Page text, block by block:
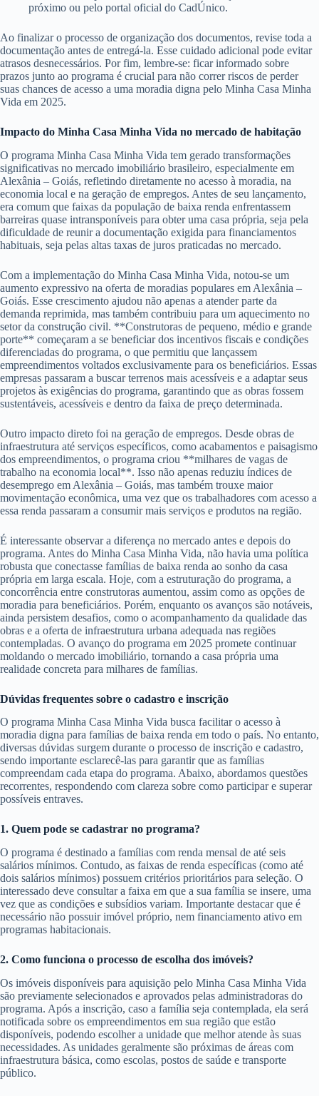
próximo ou pelo portal oficial do CadÚnico.
Ao finalizar o processo de organização dos documentos, revise toda a
documentação antes de entregá-la. Esse cuidado adicional pode evitar
atrasos desnecessários. Por fim, lembre-se: ficar informado sobre
prazos junto ao programa é crucial para não correr riscos de perder
suas chances de acesso a uma moradia digna pelo Minha Casa Minha
Vida em 2025.
Impacto do Minha Casa Minha Vida no mercado de habitação
O programa Minha Casa Minha Vida tem gerado transformações
significativas no mercado imobiliário brasileiro, especialmente em
Alexânia – Goiás, refletindo diretamente no acesso à moradia, na
economia local e na geração de empregos. Antes de seu lançamento,
era comum que faixas da população de baixa renda enfrentassem
barreiras quase intransponíveis para obter uma casa própria, seja pela
dificuldade de reunir a documentação exigida para financiamentos
habituais, seja pelas altas taxas de juros praticadas no mercado.
Com a implementação do Minha Casa Minha Vida, notou-se um
aumento expressivo na oferta de moradias populares em Alexânia –
Goiás. Esse crescimento ajudou não apenas a atender parte da
demanda reprimida, mas também contribuiu para um aquecimento no
setor da construção civil. **Construtoras de pequeno, médio e grande
porte** começaram a se beneficiar dos incentivos fiscais e condições
diferenciadas do programa, o que permitiu que lançassem
empreendimentos voltados exclusivamente para os beneficiários. Essas
empresas passaram a buscar terrenos mais acessíveis e a adaptar seus
projetos às exigências do programa, garantindo que as obras fossem
sustentáveis, acessíveis e dentro da faixa de preço determinada.
Outro impacto direto foi na geração de empregos. Desde obras de
infraestrutura até serviços específicos, como acabamentos e paisagismo
dos empreendimentos, o programa criou **milhares de vagas de
trabalho na economia local**. Isso não apenas reduziu índices de
desemprego em Alexânia – Goiás, mas também trouxe maior
movimentação econômica, uma vez que os trabalhadores com acesso a
essa renda passaram a consumir mais serviços e produtos na região.
É interessante observar a diferença no mercado antes e depois do
programa. Antes do Minha Casa Minha Vida, não havia uma política
robusta que conectasse famílias de baixa renda ao sonho da casa
própria em larga escala. Hoje, com a estruturação do programa, a
concorrência entre construtoras aumentou, assim como as opções de
moradia para beneficiários. Porém, enquanto os avanços são notáveis,
ainda persistem desafios, como o acompanhamento da qualidade das
obras e a oferta de infraestrutura urbana adequada nas regiões
contempladas. O avanço do programa em 2025 promete continuar
moldando o mercado imobiliário, tornando a casa própria uma
realidade concreta para milhares de famílias.
Dúvidas frequentes sobre o cadastro e inscrição
O programa Minha Casa Minha Vida busca facilitar o acesso à
moradia digna para famílias de baixa renda em todo o país. No entanto,
diversas dúvidas surgem durante o processo de inscrição e cadastro,
sendo importante esclarecê-las para garantir que as famílias
compreendam cada etapa do programa. Abaixo, abordamos questões
recorrentes, respondendo com clareza sobre como participar e superar
possíveis entraves.
1. Quem pode se cadastrar no programa?
O programa é destinado a famílias com renda mensal de até seis
salários mínimos. Contudo, as faixas de renda específicas (como até
dois salários mínimos) possuem critérios prioritários para seleção. O
interessado deve consultar a faixa em que a sua família se insere, uma
vez que as condições e subsídios variam. Importante destacar que é
necessário não possuir imóvel próprio, nem financiamento ativo em
programas habitacionais.
2. Como funciona o processo de escolha dos imóveis?
Os imóveis disponíveis para aquisição pelo Minha Casa Minha Vida
são previamente selecionados e aprovados pelas administradoras do
programa. Após a inscrição, caso a família seja contemplada, ela será
notificada sobre os empreendimentos em sua região que estão
disponíveis, podendo escolher a unidade que melhor atende às suas
necessidades. As unidades geralmente são próximas de áreas com
infraestrutura básica, como escolas, postos de saúde e transporte
público.